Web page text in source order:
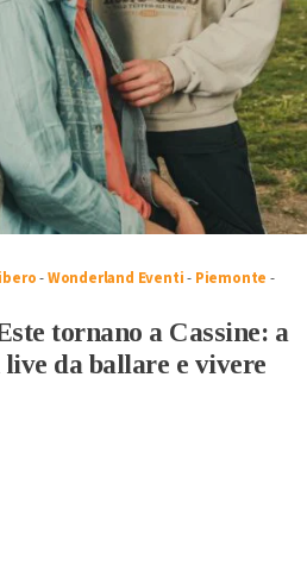
-Wonderland Eventi- Piemonte -
tornano a Cassine: a
da ballare e vivere